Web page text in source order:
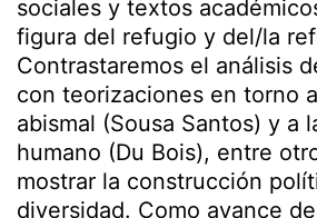
sociales y textos
figura del refugio y del/la
Contrastaremos el análisis
con teorizaciones en torno
abismal (Sousa Santos) y a
humano (Du Bois), entre
mostrar la construcción
diversidad. Como avance